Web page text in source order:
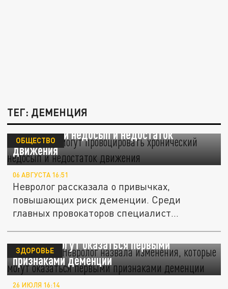
ТЕГ: ДЕМЕНЦИЯ
Деменцию могут провоцировать
хронический недосып и недостаток
движения
ОБЩЕСТВО
06 АВГУСТА 16:51
Невролог рассказала о привычках,
повышающих риск деменции. Среди
главных провокаторов специалист
Не память. Невролог назвала изменения,
которые могут оказаться первыми
признаками деменции
ЗДОРОВЬЕ
26 ИЮЛЯ 16:14